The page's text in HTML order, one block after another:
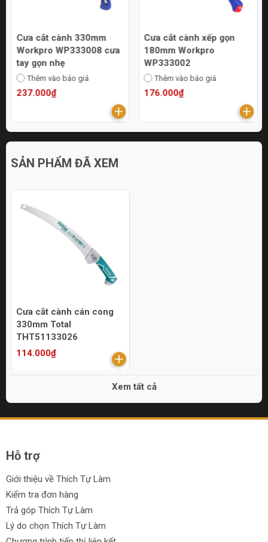
Cưa cắt cành 330mm
Workpro WP333008 cưa
tay gọn nhẹ
Thêm vào báo giá
237.000₫
Cưa cắt cành xếp gọn
180mm Workpro
WP333002
Thêm vào báo giá
176.000₫
SẢN PHẨM ĐÃ XEM
Cưa cắt cành cán cong
330mm Total
THT51133026
114.000₫
Xem tất cả
Hỗ trợ
Giới thiệu về Thích Tự Làm
Kiểm tra đơn hàng
Trả góp Thích Tự Làm
Lý do chọn Thích Tự Làm